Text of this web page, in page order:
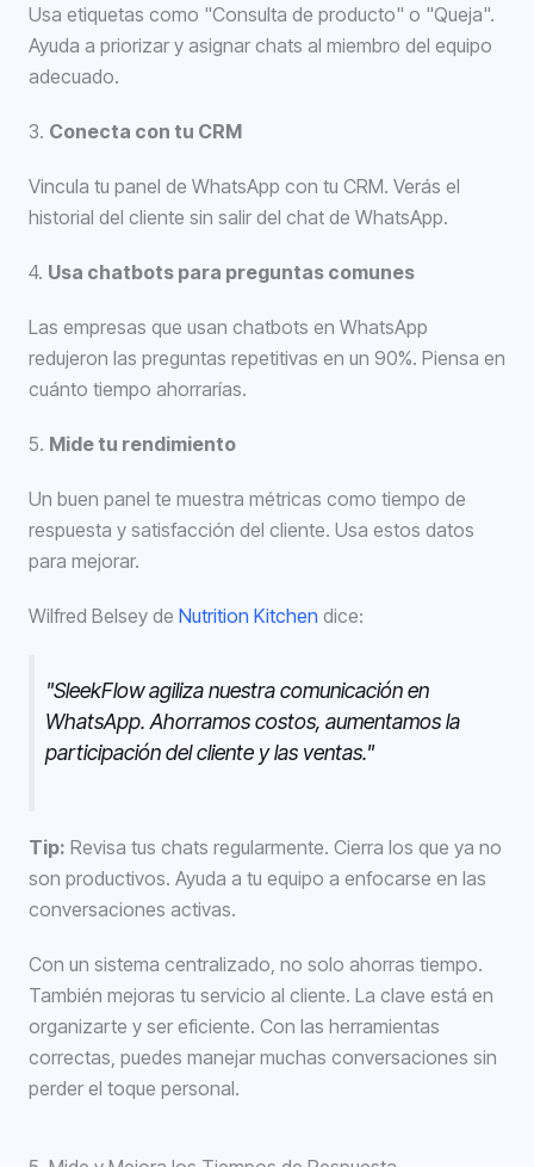
Usa etiquetas como "Consulta de producto" o "Queja".
Ayuda a priorizar y asignar chats al miembro del equipo
adecuado.
3. Conecta con tu CRM
Vincula tu panel de WhatsApp con tu CRM. Verás el
historial del cliente sin salir del chat de WhatsApp.
4. Usa chatbots para preguntas comunes
Las empresas que usan chatbots en WhatsApp
redujeron las preguntas repetitivas en un 90%. Piensa en
cuánto tiempo ahorrarías.
5. Mide tu rendimiento
Un buen panel te muestra métricas como tiempo de
respuesta y satisfacción del cliente. Usa estos datos
para mejorar.
Wilfred Belsey de Nutrition Kitchen dice:
"SleekFlow agiliza nuestra comunicación en
WhatsApp. Ahorramos costos, aumentamos la
participación del cliente y las ventas."
Tip: Revisa tus chats regularmente. Cierra los que ya no
son productivos. Ayuda a tu equipo a enfocarse en las
conversaciones activas.
Con un sistema centralizado, no solo ahorras tiempo.
También mejoras tu servicio al cliente. La clave está en
organizarte y ser eficiente. Con las herramientas
correctas, puedes manejar muchas conversaciones sin
perder el toque personal.